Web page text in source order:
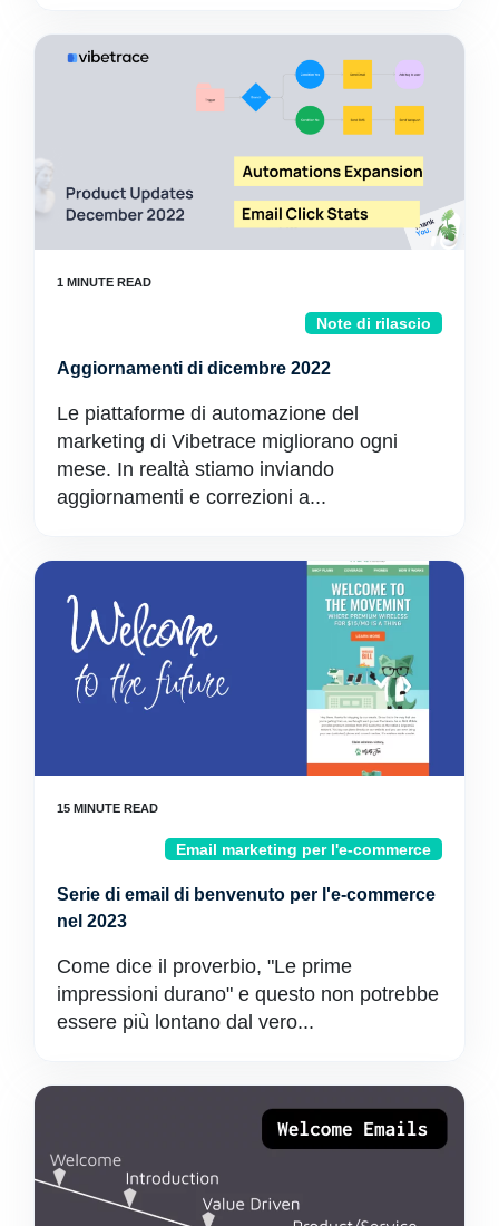
Note di rilascio
Aggiornamenti di dicembre 2022
Le piattaforme di automazione del
marketing di Vibetrace migliorano ogni
mese. In realtà stiamo inviando
aggiornamenti e correzioni a...
Email marketing per l'e-commerce
Serie di email di benvenuto per l'e-commerce
nel 2023
Come dice il proverbio, "Le prime
impressioni durano" e questo non potrebbe
essere più lontano dal vero...